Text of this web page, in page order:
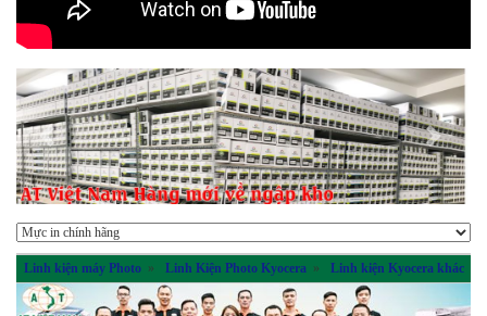
Previous Next
Linh kiện máy Photo » Linh Kiện Photo Kyocera » Linh kiện Kyocera khác